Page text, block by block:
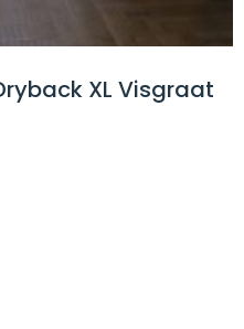
XL Visgraat